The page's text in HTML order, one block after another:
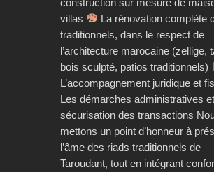
villas
La rénovation complète
traditionnels, dans le respect de
l’architecture marocaine (zellige,
bois sculpté, patios traditionnels)
L’accompagnement juridique et
Les démarches administratives
sécurisation des transactions
mettons un point d’honneur à
l’âme des riads traditionnels de
Taroudant, tout en intégrant